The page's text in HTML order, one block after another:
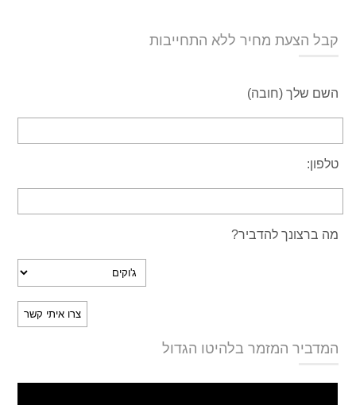
קבל הצעת מחיר ללא התחייבות
השם שלך (חובה)
טלפון:
מה ברצונך להדביר?
המדביר המזמר בלהיטו הגדול